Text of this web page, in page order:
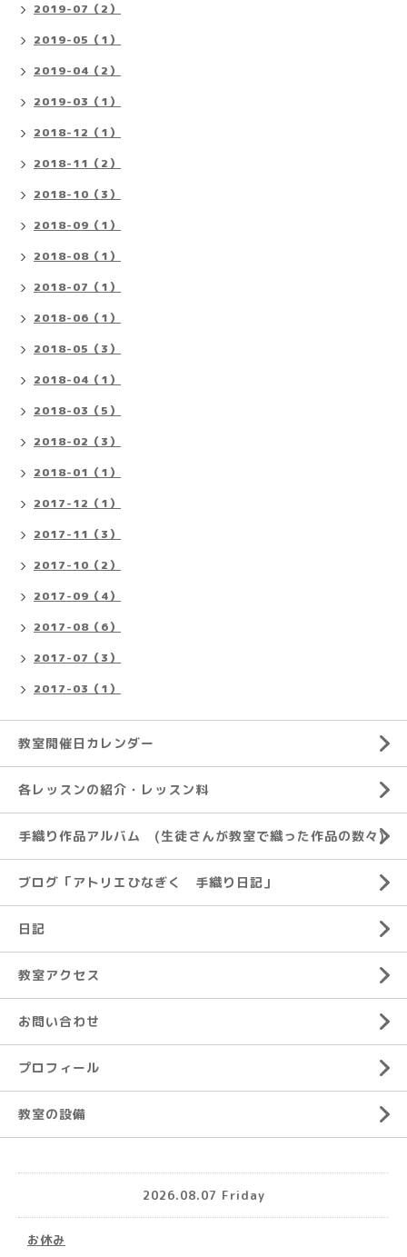
2019-07（2）
2019-05（1）
2019-04（2）
2019-03（1）
2018-12（1）
2018-11（2）
2018-10（3）
2018-09（1）
2018-08（1）
2018-07（1）
2018-06（1）
2018-05（3）
2018-04（1）
2018-03（5）
2018-02（3）
2018-01（1）
2017-12（1）
2017-11（3）
2017-10（2）
2017-09（4）
2017-08（6）
2017-07（3）
2017-03（1）
教室開催日カレンダー
各レッスンの紹介・レッスン料
手織り作品アルバム (生徒さんが教室で織った作品の数々)
ブログ「アトリエひなぎく 手織り日記」
日記
教室アクセス
お問い合わせ
プロフィール
教室の設備
2026.08.07 Friday
お休み